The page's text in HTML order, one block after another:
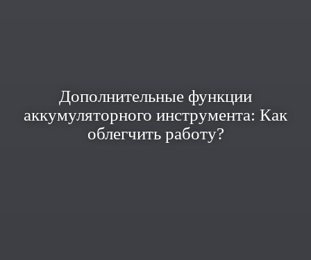
Дополнительные функции
аккумуляторного инструмента: Как
облегчить работу?